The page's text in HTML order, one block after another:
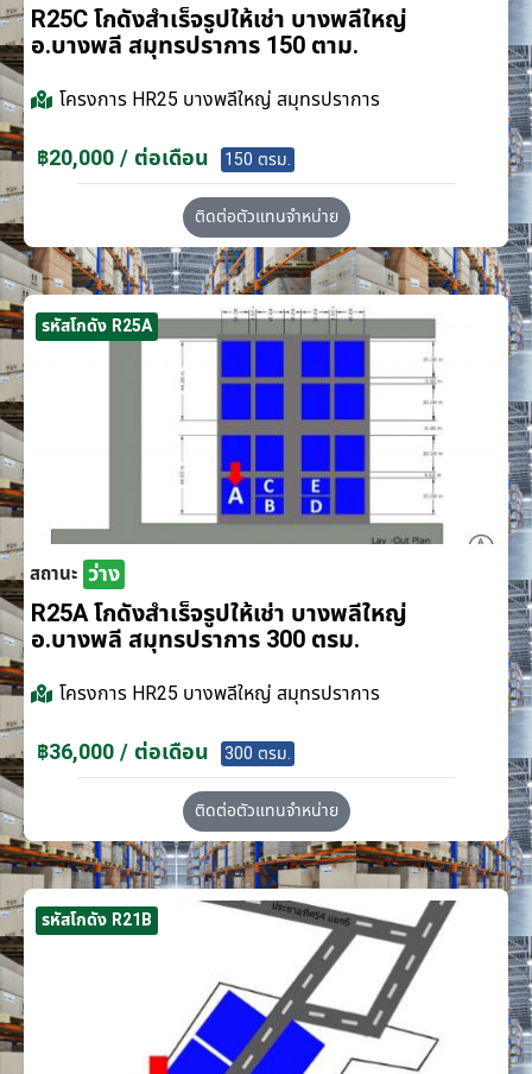
R25C โกดังสำเร็จรูปให้เช่า บางพลีใหญ่
อ.บางพลี สมุทรปราการ 150 ตาม.
โครงการ HR25 บางพลีใหญ่ สมุทรปราการ
฿20,000 / ต่อเดือน 150 ตรม.
ติดต่อตัวแทนจำหน่าย
รหัสโกดัง R25A
สถานะ ว่าง
R25A โกดังสำเร็จรูปให้เช่า บางพลีใหญ่
อ.บางพลี สมุทรปราการ 300 ตรม.
โครงการ HR25 บางพลีใหญ่ สมุทรปราการ
฿36,000 / ต่อเดือน 300 ตรม.
ติดต่อตัวแทนจำหน่าย
รหัสโกดัง R21B